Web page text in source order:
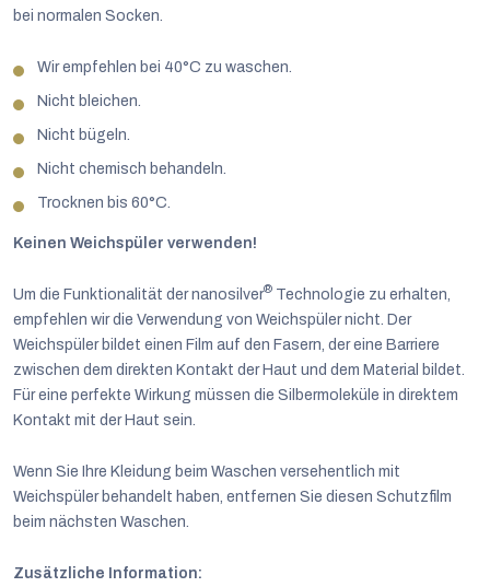
bei normalen Socken.
Wir empfehlen bei 40°C zu waschen.
Nicht bleichen.
Nicht bügeln.
Nicht chemisch behandeln.
Trocknen bis 60°C.
Keinen Weichspüler verwenden!
Um die Funktionalität der nanosilver® Technologie zu erhalten,
empfehlen wir die Verwendung von Weichspüler nicht. Der
Weichspüler bildet einen Film auf den Fasern, der eine Barriere
zwischen dem direkten Kontakt der Haut und dem Material bildet.
Für eine perfekte Wirkung müssen die Silbermoleküle in direktem
Kontakt mit der Haut sein.
Wenn Sie Ihre Kleidung beim Waschen versehentlich mit
Weichspüler behandelt haben, entfernen Sie diesen Schutzfilm
beim nächsten Waschen.
Zusätzliche Information: